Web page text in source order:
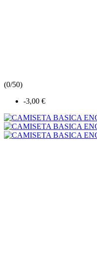
(0/50)
-3,00 €